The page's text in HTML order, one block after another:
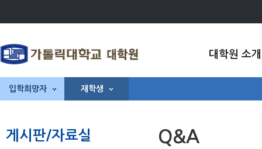
대학원 소개
입학희망자 재학생
게시판/자료실 Q&A